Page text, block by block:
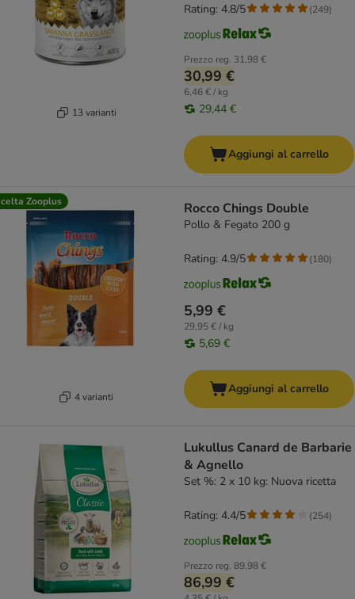
13 varianti
Prezzo reg. 31,98 €
30,99 €
6,46 € / kg
29,44 €
Rating: 4.8/5 (249)
Aggiungi al carrello
Zooplus
4 varianti
Rocco Chings Double
Pollo & Fegato 200 g
5,99 €
29,95 € / kg
5,69 €
Rating: 4.9/5 (180)
Aggiungi al carrello
Lukullus Canard de Barbarie
& Agnello
Set %: 2 x 10 kg: Nuova ricetta
Prezzo reg. 89,98 €
86,99 €
Rating: 4.4/5 (254)